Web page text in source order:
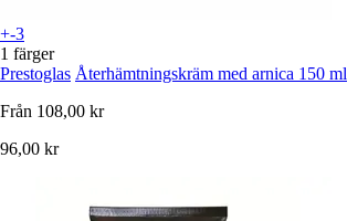
+-3
1 färger
Prestoglas Återhämtningskräm med arnica 150 ml
Från 108,00 kr
96,00 kr